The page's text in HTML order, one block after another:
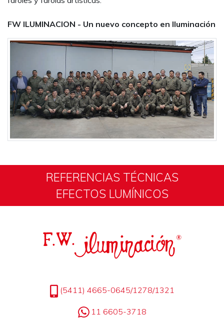
FW ILUMINACION - Un nuevo concepto en Iluminación
REFERENCIAS TÉCNICAS
EFECTOS LUMÍNICOS
(5411) 4665-0645/1278/1321
11 6605-3718